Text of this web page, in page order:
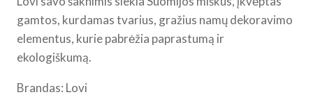
with
Green
Birds
34
gamtos, kurdamas tvarius, gražius namų dekoravimo
elementus, kurie pabrėžia paprastumą ir
ekologiškumą.
Brandas: Lovi